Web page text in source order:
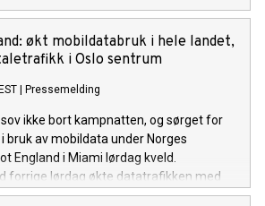
økt mobildatabruk i hele landet,
i Oslo sentrum
Pressemelding
ikke bort kampnatten, og sørget for
bruk av mobildata under Norges
England i Miami lørdag kveld.
forrige lørdag økte datatrafikken med
trafikken økte med hele 70 prosent.